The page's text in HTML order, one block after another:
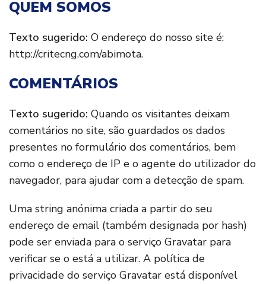
QUEM SOMOS
Texto sugerido: O endereço do nosso site é:
http://critecng.com/abimota.
COMENTÁRIOS
Texto sugerido: Quando os visitantes deixam
comentários no site, são guardados os dados
presentes no formulário dos comentários, bem
como o endereço de IP e o agente do utilizador do
navegador, para ajudar com a detecção de spam.
Uma string anónima criada a partir do seu
endereço de email (também designada por hash)
pode ser enviada para o serviço Gravatar para
verificar se o está a utilizar. A política de
privacidade do serviço Gravatar está disponível